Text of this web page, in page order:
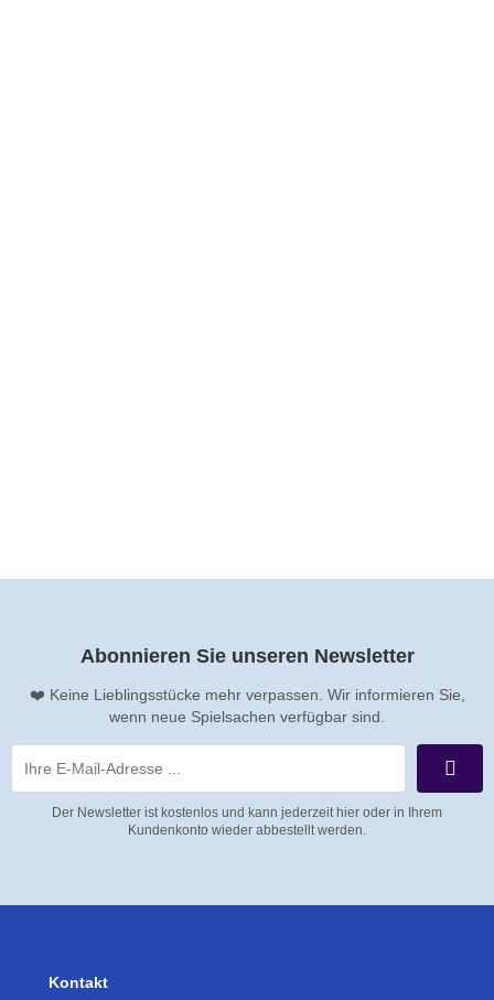
Abonnieren Sie unseren Newsletter
❤️ Keine Lieblingsstücke mehr verpassen. Wir informieren Sie,
wenn neue Spielsachen verfügbar sind.
Der Newsletter ist kostenlos und kann jederzeit hier oder in Ihrem
Kundenkonto wieder abbestellt werden.
Kontakt